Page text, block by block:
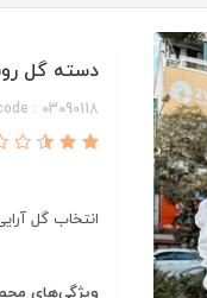
دسته گل روبانی مصنوعی
: 03090118
انتخاب گل
ویژگی‌های